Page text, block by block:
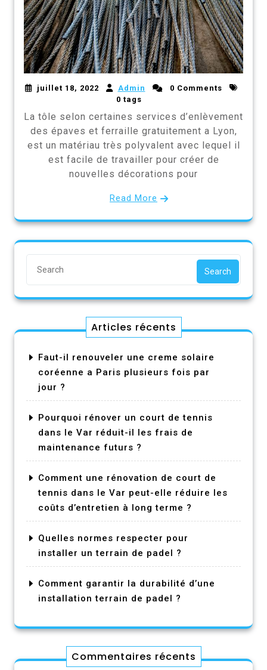
juillet 18, 2022 Admin
0 Comments
0 tags
La tôle selon certaines services d’enlèvement
des épaves et ferraille gratuitement a Lyon,
est un matériau très polyvalent avec lequel il
est facile de travailler pour créer de
nouvelles décorations pour
Read More
Search
Articles récents
Faut-il renouveler une creme solaire
coréenne a Paris plusieurs fois par
jour ?
Pourquoi rénover un court de tennis
dans le Var réduit-il les frais de
maintenance futurs ?
Comment une rénovation de court de
tennis dans le Var peut-elle réduire les
coûts d’entretien à long terme ?
Quelles normes respecter pour
installer un terrain de padel ?
Comment garantir la durabilité d’une
installation terrain de padel ?
Commentaires récents